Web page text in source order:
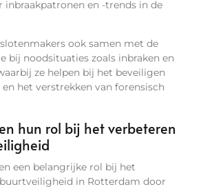
inbraakpatronen en -trends in de
ook samen met de
bij noodsituaties zoals inbraken en
ze helpen bij het beveiligen
het verstrekken van forensisch
hun rol bij het verbeteren
een belangrijke rol bij het
in Rotterdam door